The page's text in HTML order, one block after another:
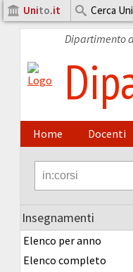
Unito.it Cerca
Dipartimento
Home Docenti
Insegnamenti
Elenco per anno
Elenco completo